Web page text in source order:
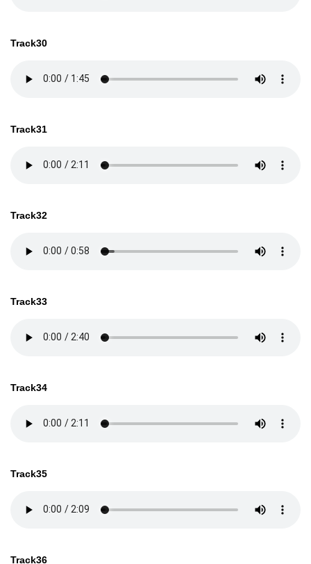
Track30
Track31
Track32
Track33
Track34
Track35
Track36